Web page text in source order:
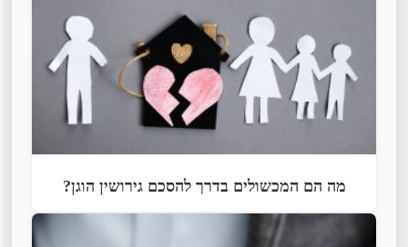
מה הם המכשולים בדרך להסכם גירושין הוגן?